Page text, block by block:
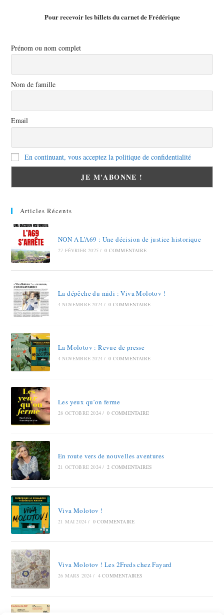
Pour recevoir les billets du carnet de Frédérique
Prénom ou nom complet
Nom de famille
Email
En continuant, vous acceptez la politique de confidentialité
Articles Récents
NON A L’A69 : Une décision de justice historique
27 FÉVRIER 2025 / 0 COMMENTAIRE
La dépêche du midi : Viva Molotov !
4 NOVEMBRE 2024 / 0 COMMENTAIRE
La Molotov : Revue de presse
4 NOVEMBRE 2024 / 0 COMMENTAIRE
Les yeux qu’on ferme
28 OCTOBRE 2024 / 0 COMMENTAIRE
En route vers de nouvelles aventures
21 OCTOBRE 2024 / 2 COMMENTAIRES
Viva Molotov !
21 MAI 2024 / 0 COMMENTAIRE
Viva Molotov ! Les 2Freds chez Fayard
26 MARS 2024 / 4 COMMENTAIRES